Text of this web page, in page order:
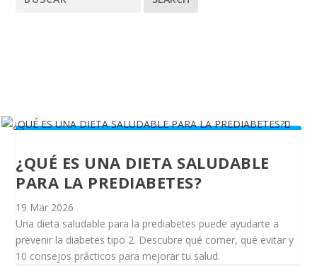
¿QUÉ ES UNA DIETA SALUDABLE
PARA LA PREDIABETES?
19 Mar 2026
Una dieta saludable para la prediabetes puede ayudarte a
prevenir la diabetes tipo 2. Descubre qué comer, qué evitar y
10 consejos prácticos para mejorar tu salud.